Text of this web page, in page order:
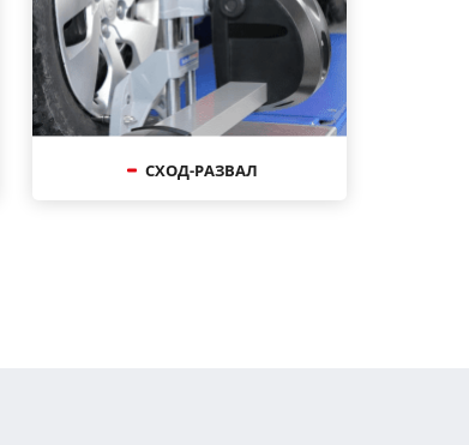
СХОД-РАЗВАЛ